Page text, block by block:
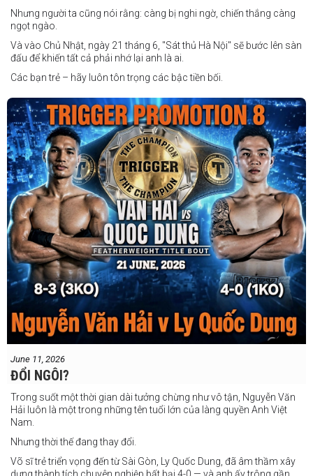
Nhưng người ta cũng nói rằng: càng bị nghi ngờ, chiến thắng càng
ngọt ngào.
Và vào Chủ Nhật, ngày 21 tháng 6, "Sát thủ Hà Nội" sẽ bước lên sàn
đấu để khiến tất cả phải nhớ lại anh là ai.
Các bạn trẻ – hãy luôn tôn trọng các bậc tiền bối.
June 11, 2026
ĐỔI NGÔI?
Trong suốt một thời gian dài tưởng chừng như vô tận, Nguyễn Văn
Hải luôn là một trong những tên tuổi lớn của làng quyền Anh Việt
Nam.
Nhưng thời thế đang thay đổi.
Võ sĩ trẻ triển vọng đến từ Sài Gòn, Ly Quốc Dung, đã âm thầm xây